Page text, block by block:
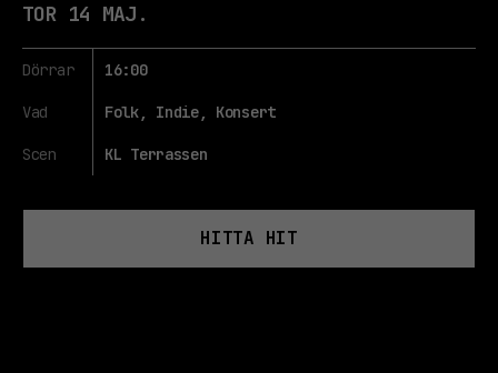
TOR 14 MAJ.
Dörrar 16:00
Vad Folk, Indie, Konsert
Scen KL Terrassen
HITTA HIT